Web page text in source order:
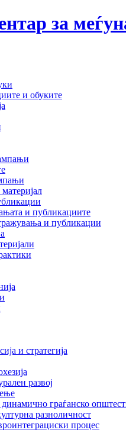
за
и обуките
и публикациите
и публикации
и стратегија
развој
граѓанско
разноличност
процес